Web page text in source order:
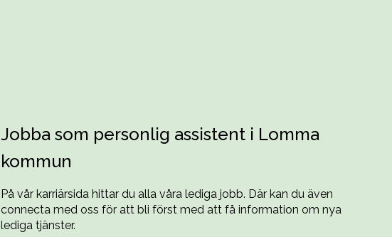
Jobba som personlig assistent i Lomma
kommun
På vår karriärsida hittar du alla våra lediga jobb. Där kan du även
connecta med oss för att bli först med att få information om nya
lediga tjänster.